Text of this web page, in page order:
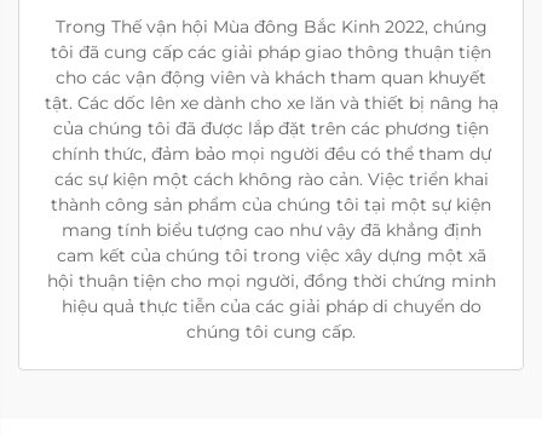
Trong Thế vận hội Mùa đông Bắc Kinh 2022, chúng
tôi đã cung cấp các giải pháp giao thông thuận tiện
cho các vận động viên và khách tham quan khuyết
tật. Các dốc lên xe dành cho xe lăn và thiết bị nâng hạ
của chúng tôi đã được lắp đặt trên các phương tiện
chính thức, đảm bảo mọi người đều có thể tham dự
các sự kiện một cách không rào cản. Việc triển khai
thành công sản phẩm của chúng tôi tại một sự kiện
mang tính biểu tượng cao như vậy đã khẳng định
cam kết của chúng tôi trong việc xây dựng một xã
hội thuận tiện cho mọi người, đồng thời chứng minh
hiệu quả thực tiễn của các giải pháp di chuyển do
chúng tôi cung cấp.